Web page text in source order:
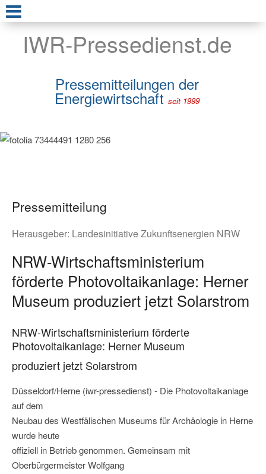
IWR-Pressedienst.de
Pressemitteilungen der
Energiewirtschaft seit 1999
Pressemitteilung
Herausgeber: Landesinitiative Zukunftsenergien NRW
NRW-Wirtschaftsministerium
förderte Photovoltaikanlage: Herner
Museum produziert jetzt Solarstrom
NRW-Wirtschaftsministerium förderte
Photovoltaikanlage: Herner Museum
produziert jetzt Solarstrom
Düsseldorf/Herne (iwr-pressedienst) - Die Photovoltaikanlage
auf dem
Neubau des Westfälischen Museums für Archäologie in Herne
wurde heute
offiziell in Betrieb genommen. Gemeinsam mit
Oberbürgermeister Wolfgang